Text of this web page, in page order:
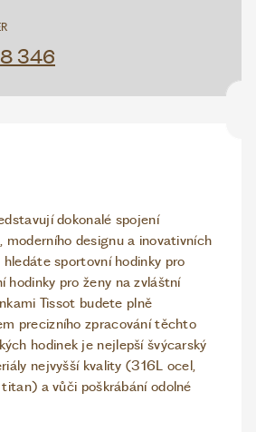
346
dokonalé spojení
moderního designu a inovativních
sportovní hodinky pro
hodinky pro ženy na zvláštní
Tissot budete plně
precizního zpracování těchto
hodinek je nejlepší švýcarský
nejvyšší kvality (316L ocel,
a vůči poškrábání odolné